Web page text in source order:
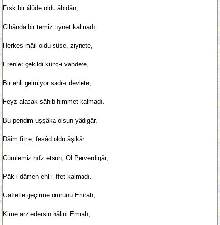
Fısk bir âlûde oldu âbidân,
Cihânda bir temiz tıynet kalmadı.
Herkes mâil oldu süse, ziynete,
Erenler çekildi künc-i vahdete,
Bir ehli gelmiyor sadr-ı devlete,
Feyz alacak sâhib-himmet kalmadı.
Bu pendim uşşâka olsun yâdigâr,
Dâim fitne, fesâd oldu âşikâr.
Cümlemiz hıfz etsün, Ol Perverdigâr,
Pâk-i dâmen ehl-i iffet kalmadı.
Gafletle geçirme ömrünü Emrah,
Kime arz edersin hâlini Emrah,